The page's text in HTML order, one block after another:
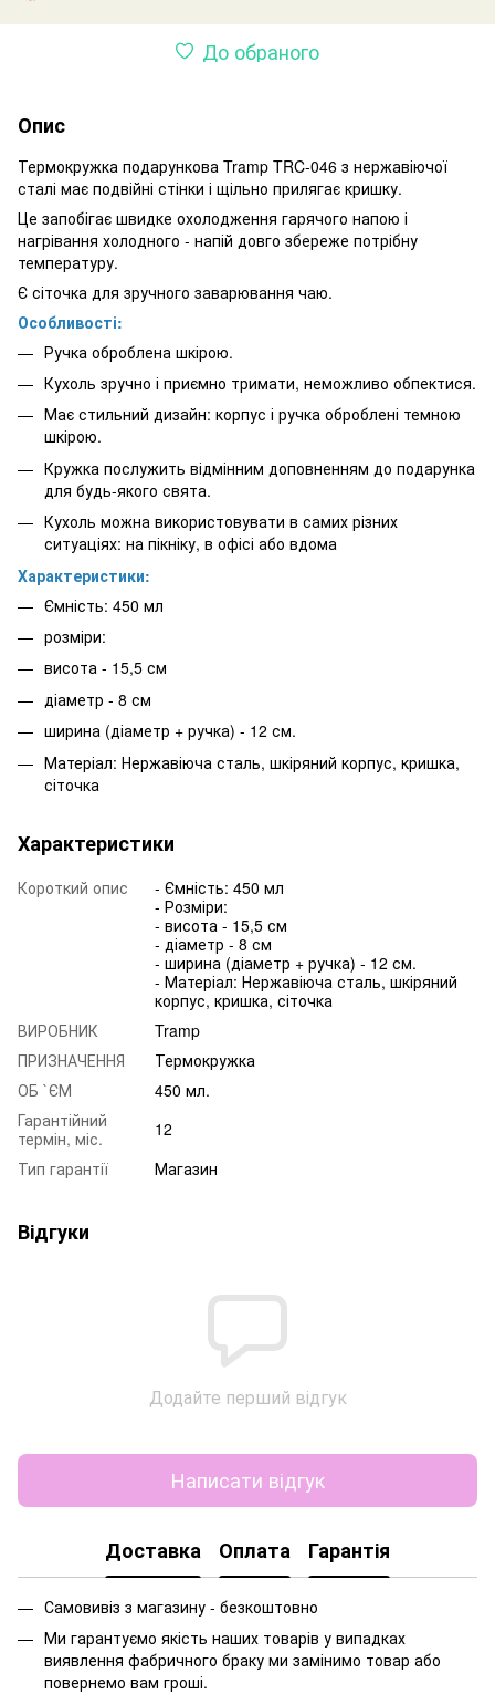
До обраного
Опис
Термокружка подарункова Tramp TRC-046 з нержавіючої
сталі має подвійні стінки і щільно прилягає кришку.
Це запобігає швидке охолодження гарячого напою і
нагрівання холодного - напій довго збереже потрібну
температуру.
Є сіточка для зручного заварювання чаю.
Особливості:
Ручка оброблена шкірою.
Кухоль зручно і приємно тримати, неможливо обпектися.
Має стильний дизайн: корпус і ручка оброблені темною
шкірою.
Кружка послужить відмінним доповненням до подарунка
для будь-якого свята.
Кухоль можна використовувати в самих різних
ситуаціях: на пікніку, в офісі або вдома
Характеристики:
Ємність: 450 мл
розміри:
висота - 15,5 см
діаметр - 8 см
ширина (діаметр + ручка) - 12 см.
Матеріал: Нержавіюча сталь, шкіряний корпус, кришка,
сіточка
Характеристики
Короткий опис
- Ємність: 450 мл
- Розміри:
- висота - 15,5 см
- діаметр - 8 см
- ширина (діаметр + ручка) - 12 см.
- Матеріал: Нержавіюча сталь, шкіряний
корпус, кришка, сіточка
ВИРОБНИК
Tramp
ПРИЗНАЧЕННЯ
Термокружка
ОБ `ЄМ
450 мл.
Гарантійний
термін, міс.
12
Тип гарантії
Магазин
Відгуки
Додайте перший відгук
Написати відгук
Доставка Оплата Гарантія
Самовивіз з магазину - безкоштовно
Ми гарантуємо якість наших товарів у випадках
виявлення фабричного браку ми замінимо товар або
повернемо вам гроші.